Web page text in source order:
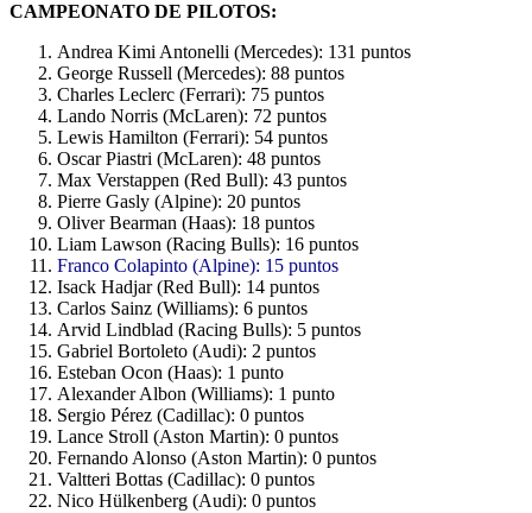
CAMPEONATO DE PILOTOS:
Andrea Kimi Antonelli (Mercedes): 131 puntos
George Russell (Mercedes): 88 puntos
Charles Leclerc (Ferrari): 75 puntos
Lando Norris (McLaren): 72 puntos
Lewis Hamilton (Ferrari): 54 puntos
Oscar Piastri (McLaren): 48 puntos
Max Verstappen (Red Bull): 43 puntos
Pierre Gasly (Alpine): 20 puntos
Oliver Bearman (Haas): 18 puntos
Liam Lawson (Racing Bulls): 16 puntos
Franco Colapinto (Alpine): 15 puntos
Isack Hadjar (Red Bull): 14 puntos
Carlos Sainz (Williams): 6 puntos
Arvid Lindblad (Racing Bulls): 5 puntos
Gabriel Bortoleto (Audi): 2 puntos
Esteban Ocon (Haas): 1 punto
Alexander Albon (Williams): 1 punto
Sergio Pérez (Cadillac): 0 puntos
Lance Stroll (Aston Martin): 0 puntos
Fernando Alonso (Aston Martin): 0 puntos
Valtteri Bottas (Cadillac): 0 puntos
Nico Hülkenberg (Audi): 0 puntos